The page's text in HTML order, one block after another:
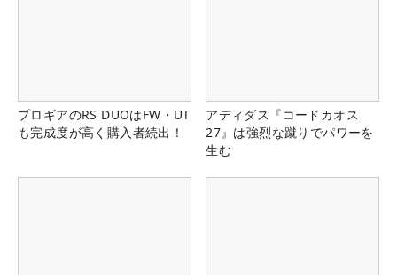
プロギアのRS DUOはFW・UT
も完成度が高く購入者続出！
アディダス『コードカオス
27』は強烈な蹴りでパワーを
生む